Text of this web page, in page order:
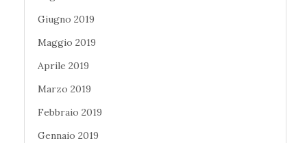
Giugno 2019
Maggio 2019
Aprile 2019
Marzo 2019
Febbraio 2019
Gennaio 2019